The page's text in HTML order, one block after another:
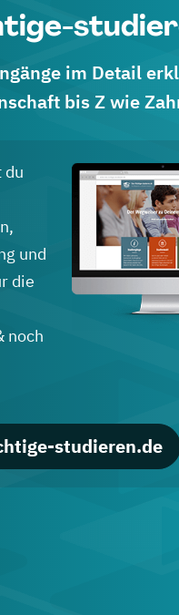
im Detail
bis Z wie
du
und
die
noch
studieren.de